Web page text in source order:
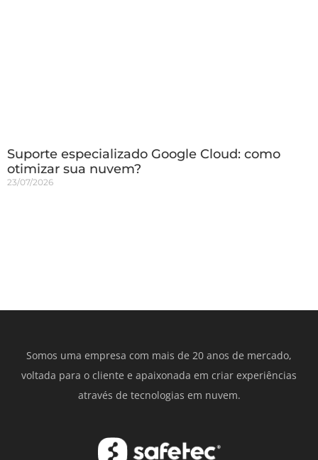
Suporte especializado Google Cloud: como
otimizar sua nuvem?
23/07/2026
Somos uma empresa com mais de 20 anos de mercado,
voltada para o cliente e apaixonada em criar experiências
através de tecnologias em nuvem.